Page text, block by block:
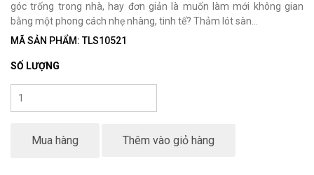
góc trống trong nhà, hay đơn giản là muốn làm mới không gian
bằng một phong cách nhẹ nhàng, tinh tế? Thảm lót sàn...
MÃ SẢN PHẨM: TLS10521
SỐ LƯỢNG
Mua hàng Thêm vào giỏ hàng